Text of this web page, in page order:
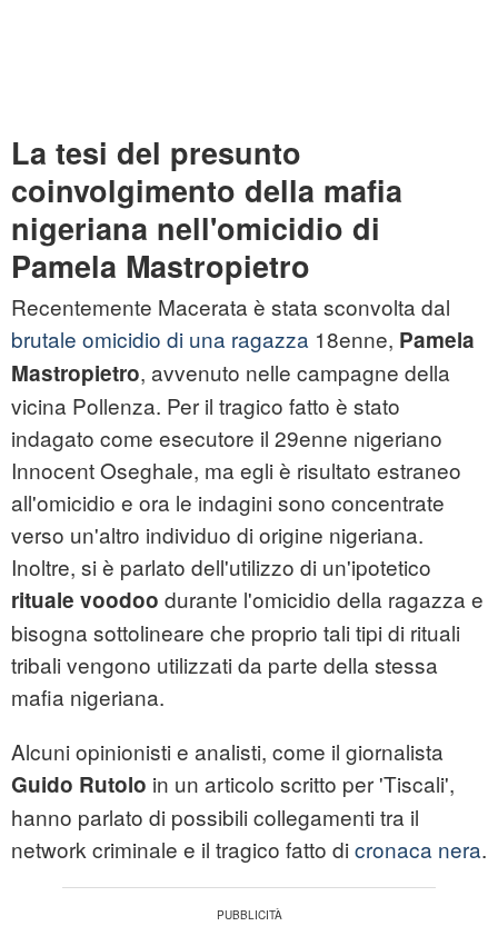
La tesi del presunto
coinvolgimento della mafia
nigeriana nell'omicidio di
Pamela Mastropietro
Recentemente Macerata è stata sconvolta dal
brutale omicidio di una ragazza 18enne, Pamela
Mastropietro, avvenuto nelle campagne della
vicina Pollenza. Per il tragico fatto è stato
indagato come esecutore il 29enne nigeriano
Innocent Oseghale, ma egli è risultato estraneo
all'omicidio e ora le indagini sono concentrate
verso un'altro individuo di origine nigeriana.
Inoltre, si è parlato dell'utilizzo di un'ipotetico
rituale voodoo durante l'omicidio della ragazza e
bisogna sottolineare che proprio tali tipi di rituali
tribali vengono utilizzati da parte della stessa
mafia nigeriana.
Alcuni opinionisti e analisti, come il giornalista
Guido Rutolo in un articolo scritto per 'Tiscali',
hanno parlato di possibili collegamenti tra il
network criminale e il tragico fatto di cronaca nera.